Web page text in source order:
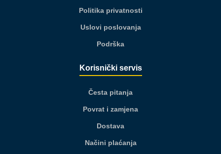
Politika privatnosti
Uslovi poslovanja
Podrška
Korisnički servis
Česta pitanja
Povrat i zamjena
Dostava
Načini plaćanja